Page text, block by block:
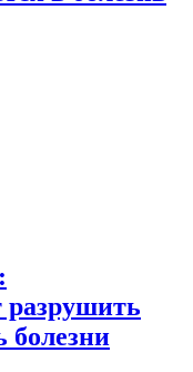
разрушить
болезни